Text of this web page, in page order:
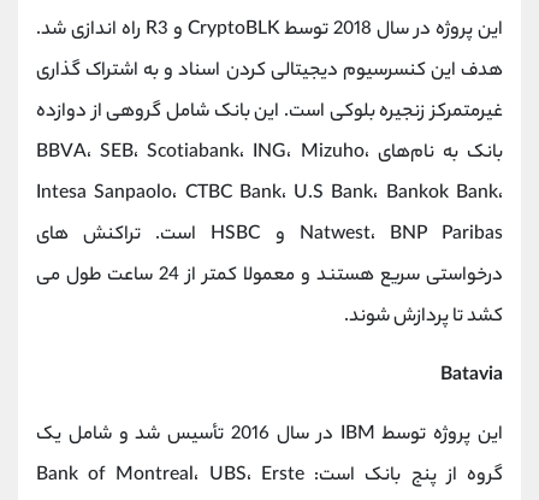
این پروژه در سال 2018 توسط CryptoBLK و R3 راه اندازی شد.
هدف این کنسرسیوم دیجیتالی کردن اسناد و به اشتراک گذاری
غیرمتمرکز زنجیره بلوکی است. این بانک شامل گروهی از دوازده
بانک به نام‌های BBVA، SEB، Scotiabank، ING، Mizuho،
Intesa Sanpaolo، CTBC Bank، U.S Bank، Bankok Bank،
Natwest، BNP Paribas و HSBC است. تراکنش های
درخواستی سریع هستند و معمولا کمتر از 24 ساعت طول می
کشد تا پردازش شوند.
Batavia
این پروژه توسط IBM در سال 2016 تأسیس شد و شامل یک
گروه از پنج بانک است: Bank of Montreal، UBS، Erste